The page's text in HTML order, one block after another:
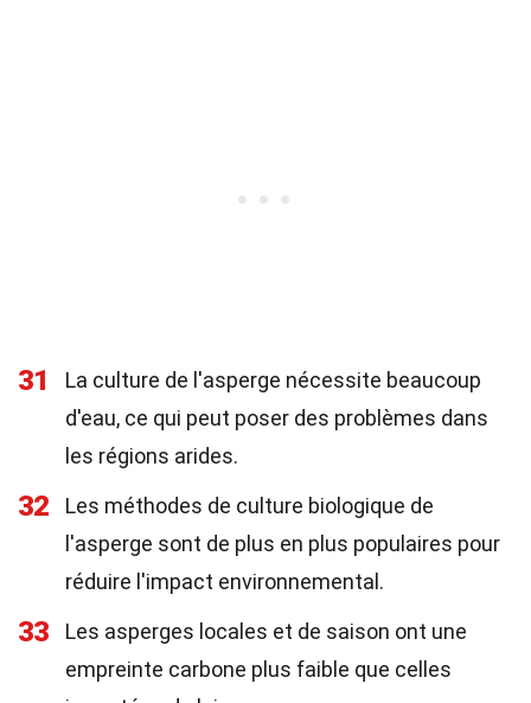
31
La culture de l'asperge nécessite beaucoup
d'eau, ce qui peut poser des problèmes dans
les régions arides.
32
Les méthodes de culture biologique de
l'asperge sont de plus en plus populaires pour
réduire l'impact environnemental.
33
Les asperges locales et de saison ont une
empreinte carbone plus faible que celles